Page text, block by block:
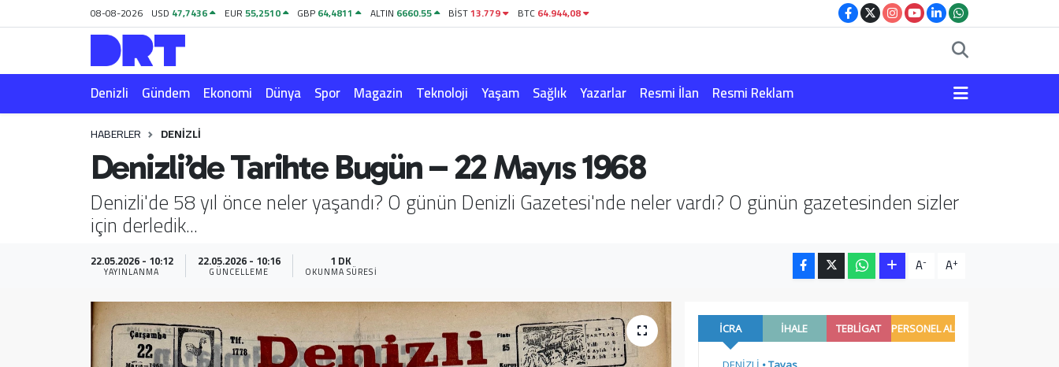
08-08-2026 USD 47,7436 EUR55,2510 GBP64,4811 ALTIN 6660.55 BİST13.779 BTC64.944,08
Denizli Gündem Ekonomi Dünya Spor Magazin Teknoloji Yaşam Sağlık Yazarlar Resmi İlan Resmi Reklam
HABERLER DENIZLI
Denizli’de Tarihte Bugün – 22 Mayıs 1968
Denizli'de 58 yıl önce neler yaşandı? O günün Denizli Gazetesi'nde neler vardı? O günün gazetesinden sizler
için derledik...
22.05.2026 - 10:12
YAYINLANMA
22.05.2026 - 10:16
GÜNCELLEME
1 DK
OKUNMA SÜRESI A- A+
Gündem
Ekonomi
Magazin
Teknoloji
Hava Durumu
Trafik Durumu
Puan Durumu ve Fikstür
Tüm Manşetler
Son Dakika Haberleri
Haber Arşivi